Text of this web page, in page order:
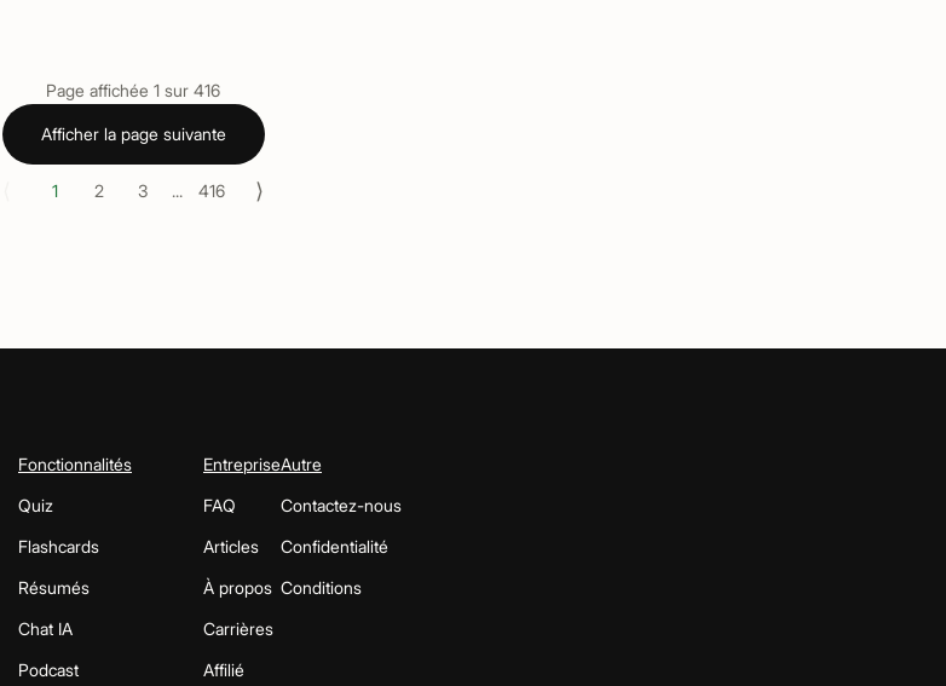
Page affichée 1 sur 416
Afficher la page suivante
1 2 3 ... 416 ⟩
Fonctionnalités
Quiz
Flashcards
Résumés
Chat IA
Podcast
Entreprise
FAQ
Articles
À propos
Carrières
Affilié
Autre
Contactez-nous
Confidentialité
Conditions